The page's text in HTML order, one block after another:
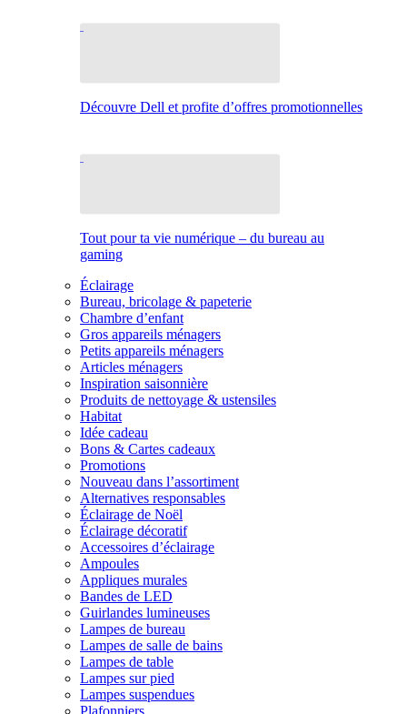
Découvre Dell et profite d’offres promotionnelles
Tout pour ta vie numérique – du bureau au
gaming
Éclairage
Bureau, bricolage & papeterie
Chambre d’enfant
Gros appareils ménagers
Petits appareils ménagers
Articles ménagers
Inspiration saisonnière
Produits de nettoyage & ustensiles
Habitat
Idée cadeau
Bons & Cartes cadeaux
Promotions
Nouveau dans l’assortiment
Alternatives responsables
Éclairage de Noël
Éclairage décoratif
Accessoires d’éclairage
Ampoules
Appliques murales
Bandes de LED
Guirlandes lumineuses
Lampes de bureau
Lampes de salle de bains
Lampes de table
Lampes sur pied
Lampes suspendues
Plafonniers